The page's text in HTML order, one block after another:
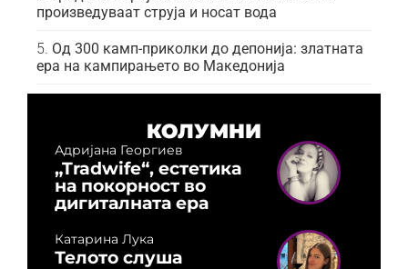
произведуваат струја и носат вода
Од 300 камп-приколки до депонија: златната
ера на кампирањето во Македонија
КОЛУМНИ
Адријана Георгиев
„Tradwife“, естетика
на покорност во
дигиталната ера
Катарина Лука
Телото слуша